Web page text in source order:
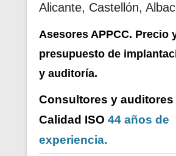
Alicante, Castellón,
Asesores APPCC. Precio
presupuesto de i
y auditoría.
Consultores y auditores
Calidad ISO 44 años de
experiencia.